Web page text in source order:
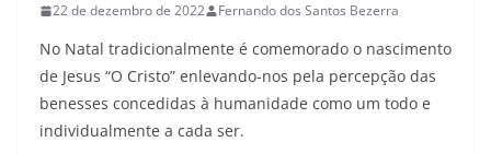
22 de dezembro de 2022 Fernando dos Santos Bezerra
No Natal tradicionalmente é comemorado o nascimento
de Jesus “O Cristo” enlevando-nos pela percepção das
benesses concedidas à humanidade como um todo e
individualmente a cada ser.